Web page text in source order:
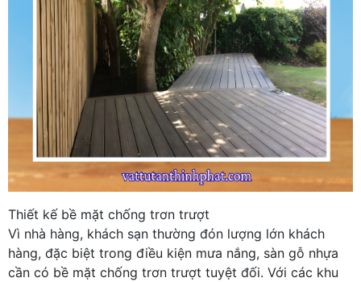
Thiết kế bề mặt chống trơn trượt
Vì nhà hàng, khách sạn thường đón lượng lớn khách
hàng, đặc biệt trong điều kiện mưa nắng, sàn gỗ nhựa
cần có bề mặt chống trơn trượt tuyệt đối. Với các khu